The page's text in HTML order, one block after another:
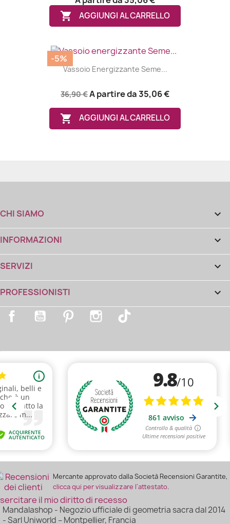
 AGGIUNGI AL CARRELLO
Vassoio Energizzante Seme...
36,90 €A partire da35,06 €
 AGGIUNGI AL CARRELLO
-5%
CHI SIAMO 
INFORMAZIONI 
SERVIZI 
PROFESSIONISTI 
Facebook YouTube Pinterest Instagram
Mercante approvato dalla Società Recensioni Garantite,
clicca qui per visualizzare l'attestato.
il mio diritto di recesso
Mandalashop - Negozio ufficiale di geometria sacra dal 2014
- Sarl Uniworld – Montpellier, Francia